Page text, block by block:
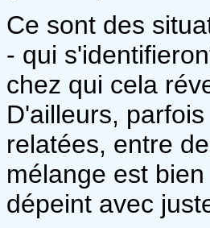
Ce sont des
- qui
chez qui cela
D'ailleurs,
relatées, entre
mélange est
dépeint avec